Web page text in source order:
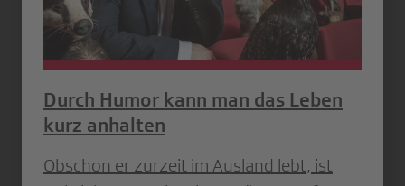
Durch Humor kann man das Leben
kurz anhalten
Obschon er zurzeit im Ausland lebt, ist